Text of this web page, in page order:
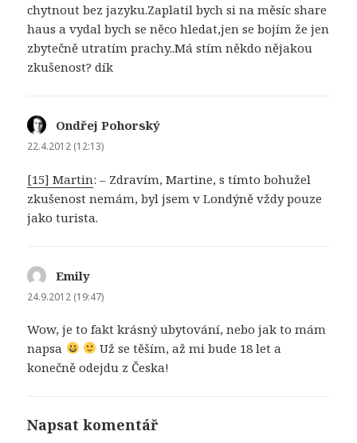
chytnout bez jazyku.Zaplatil bych si na měsíc share
haus a vydal bych se něco hledat,jen se bojím že jen
zbytečně utratím prachy..Má stím někdo nějakou
zkušenost? dík
Ondřej Pohorský
22.4.2012 (12:13)
[15] Martin: – Zdravím, Martine, s tímto bohužel
zkušenost nemám, byl jsem v Londýně vždy pouze
jako turista.
Emily
24.9.2012 (19:47)
Wow, je to fakt krásný ubytování, nebo jak to mám
napsa
Už se těším, až mi bude 18 let a
konečně odejdu z Česka!
Napsat komentář